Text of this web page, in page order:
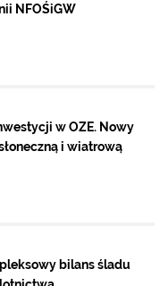
NFOŚiGW
w OZE. Nowy
i wiatrową
bilans śladu